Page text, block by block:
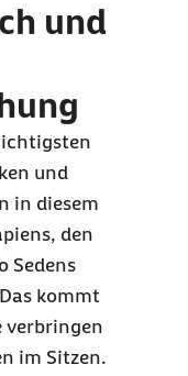
und
und
in diesem
den
Sedens
kommt
verbringen
im Sitzen.